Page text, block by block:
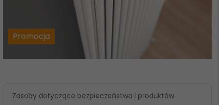
Promocja
Zasoby dotyczące bezpieczeństwa i produktów